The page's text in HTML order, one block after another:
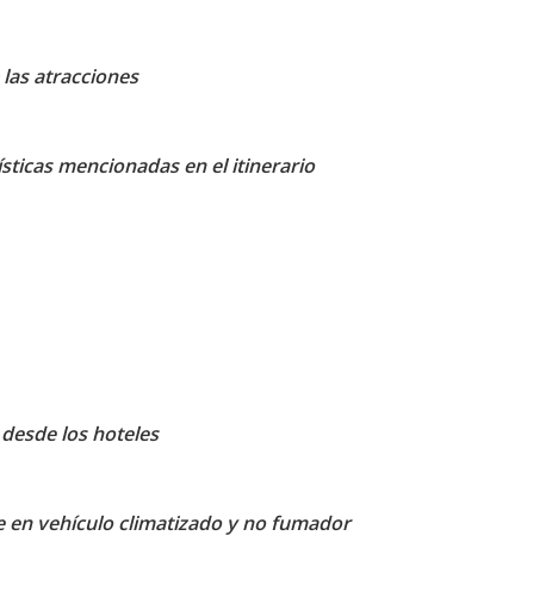
atracciones
mencionadas en el itinerario
los hoteles
en vehículo climatizado y no fumador